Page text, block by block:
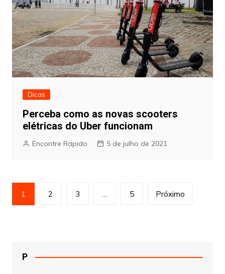
Dicas
Perceba como as novas scooters
elétricas do Uber funcionam
Encontre Rapido 5 de julho de 2021
Paginação
de
1 2 3 … 5 Próximo
P